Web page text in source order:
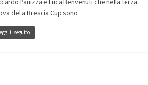
Panizza e Luca Benvenuti che nella terza
della Brescia Cup sono
il seguito